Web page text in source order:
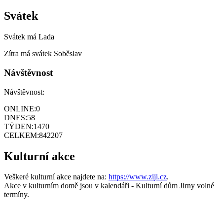
Svátek
Svátek má Lada
Zítra má svátek Soběslav
Návštěvnost
Návštěvnost:
ONLINE:0
DNES:58
TÝDEN:1470
CELKEM:842207
Kulturní akce
Veškeré kulturní akce najdete na: https://www.ziji.cz.
Akce v kulturním domě jsou v kalendáři - Kulturní dům Jirny volné
termíny.